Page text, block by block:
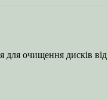
очищення дисків